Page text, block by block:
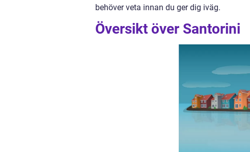
behöver veta innan du ger dig iväg.
Översikt över Santorini